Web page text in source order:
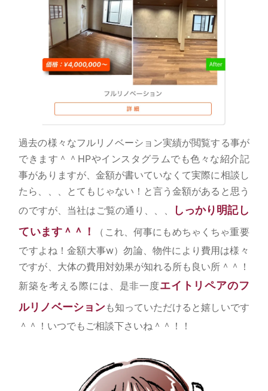
過去の様々なフルリノベーション実績が閲覧する事が
できます＾＾HPやインスタグラムでも色々な紹介記
事がありますが、金額が書いていなくて実際に相談し
たら、、、とてもじゃない！と言う金額があると思う
のですが、当社はご覧の通り、、、
しっかり明記し
ています＾＾！
（これ、何事にもめちゃくちゃ重要
ですよね！金額大事w）勿論、物件により費用は様々
ですが、大体の費用対効果が知れる所も良い所＾＾！
新築を考える際には、是非一度エイトリペアのフ
ルリノベーションも知っていただけると嬉しいです
＾＾！いつでもご相談下さいね＾＾！！